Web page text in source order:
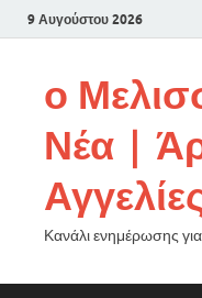
9 Αυγούστου 2026
ο
Νέα |
Κανάλι ενημέρωσης